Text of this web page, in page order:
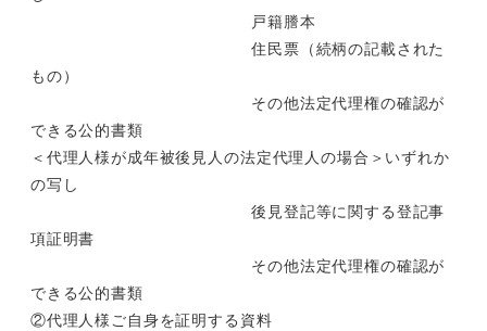
戸籍謄本
住民票（続柄の記載された
もの）
その他法定代理権の確認が
できる公的書類
＜代理人様が成年被後見人の法定代理人の場合＞いずれか
の写し
後見登記等に関する登記事
項証明書
その他法定代理権の確認が
できる公的書類
②代理人様ご自身を証明する資料